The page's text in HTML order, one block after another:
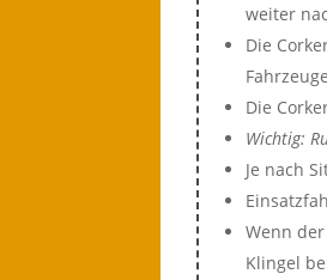
weiter
Die
Die
Wichtig:
Je nach
Wenn
Klingel